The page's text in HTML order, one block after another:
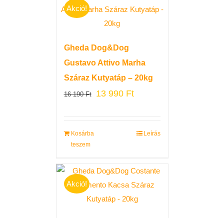
Akció!
Gheda Dog&Dog
Gustavo Attivo Marha
Száraz Kutyatáp – 20kg
16 190Ft 13 990 Ft
Kosárba
teszem
Leírás
Akció!